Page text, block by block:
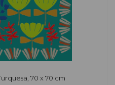
70 x 70 cm